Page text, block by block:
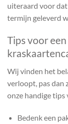
uiteraard voor
termijn geleverd
Tips voor
Wij vinden het
verloopt, pas dan
onze handige tips
Bedenk een